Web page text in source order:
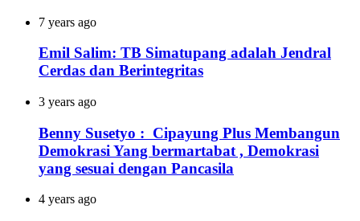
7 years ago
Emil Salim: TB Simatupang adalah Jendral
Cerdas dan Berintegritas
3 years ago
Benny Susetyo : Cipayung Plus Membangun
Demokrasi Yang bermartabat , Demokrasi
yang sesuai dengan Pancasila
4 years ago